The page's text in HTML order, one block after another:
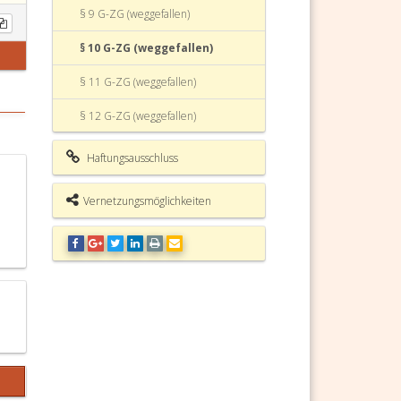
§ 9 G-ZG (weggefallen)
§ 10 G-ZG (weggefallen)
§ 11 G-ZG (weggefallen)
§ 12 G-ZG (weggefallen)
§ 13 G-ZG (weggefallen)
§ 14 G-ZG (weggefallen)
§ 15 G-ZG (weggefallen)
§ 16 G-ZG (weggefallen)
Haftungsausschluss
Vernetzungsmöglichkeiten